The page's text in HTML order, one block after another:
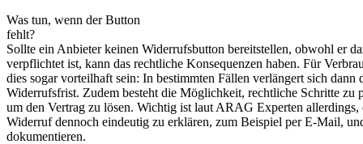
Was tun, wenn der Button
fehlt?
Sollte ein Anbieter keinen Widerrufsbutton bereitstellen, obwohl er
verpflichtet ist, kann das rechtliche Konsequenzen haben. Für
dies sogar vorteilhaft sein: In bestimmten Fällen verlängert sich dann
Widerrufsfrist. Zudem besteht die Möglichkeit, rechtliche Schritte zu
um den Vertrag zu lösen. Wichtig ist laut ARAG Experten allerdings,
Widerruf dennoch eindeutig zu erklären, zum Beispiel per E-Mail,
dokumentieren.